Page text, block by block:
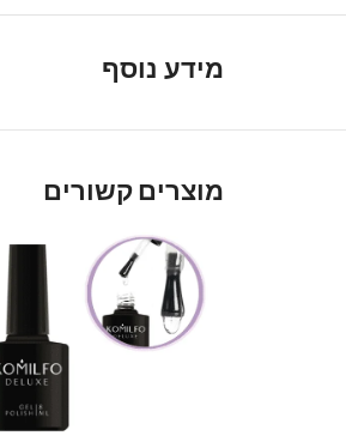
מידע נוסף
מוצרים קשורים